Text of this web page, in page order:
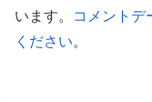
います。
コメントデ
ください。